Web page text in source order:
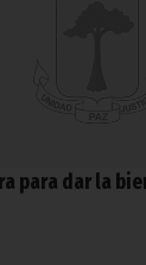
para dar la